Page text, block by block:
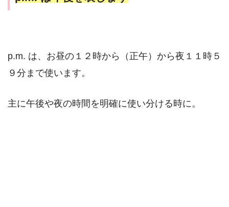
p.m. は、お昼の１２時から（正午）から夜１１時５
９分まで使います。
主に午後や夜の時間を明確に使い分ける時に。